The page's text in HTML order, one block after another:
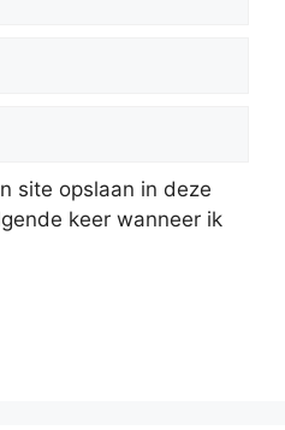
site opslaan in deze
keer wanneer ik